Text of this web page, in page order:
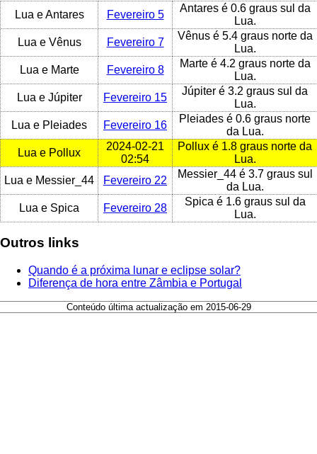
Lua e Antares
Fevereiro 5
Antares é 0.6 graus sul da
Lua.
Lua e Vênus
Fevereiro 7
Vênus é 5.4 graus norte da
Lua.
Lua e Marte
Fevereiro 8
Marte é 4.2 graus norte da
Lua.
Lua e Júpiter
Fevereiro 15
Júpiter é 3.2 graus sul da
Lua.
Lua e Pleiades
Fevereiro 16
Pleiades é 0.6 graus norte
da Lua.
Lua e Pollux
2024-02-21
02:54
Pollux é 1.8 graus norte da
Lua.
Lua e Messier_44
Fevereiro 22
Messier_44 é 3.7 graus sul
da Lua.
Lua e Spica
Fevereiro 28
Spica é 1.6 graus sul da
Lua.
Outros links
Quando é a próxima lunar e eclipse solar?
Diferença de hora entre Zâmbia e Portugal
Conteúdo última actualização em 2015-06-29